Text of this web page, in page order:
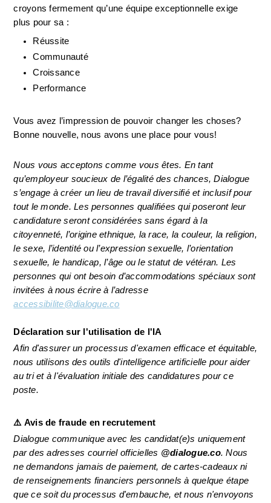
croyons fermement qu’une équipe exceptionnelle exige
plus pour sa :
Réussite
Communauté
Croissance
Performance
Vous avez l’impression de pouvoir changer les choses?
Bonne nouvelle, nous avons une place pour vous!
Nous vous acceptons comme vous êtes. En tant
qu’employeur soucieux de l’égalité des chances, Dialogue
s’engage à créer un lieu de travail diversifié et inclusif pour
tout le monde. Les personnes qualifiées qui poseront leur
candidature seront considérées sans égard à la
citoyenneté, l’origine ethnique, la race, la couleur, la religion,
le sexe, l’identité ou l’expression sexuelle, l’orientation
sexuelle, le handicap, l’âge ou le statut de vétéran. Les
personnes qui ont besoin d’accommodations spéciaux sont
invitées à nous écrire à l’adresse
accessibilite@dialogue.co
Déclaration sur l'utilisation de l'IA
Afin d'assurer un processus d'examen efficace et équitable,
nous utilisons des outils d'intelligence artificielle pour aider
au tri et à l'évaluation initiale des candidatures pour ce
poste.
⚠️ Avis de fraude en recrutement
Dialogue communique avec les candidat(e)s uniquement
par des adresses courriel officielles @dialogue.co. Nous
ne demandons jamais de paiement, de cartes-cadeaux ni
de renseignements financiers personnels à quelque étape
que ce soit du processus d'embauche, et nous n'envoyons